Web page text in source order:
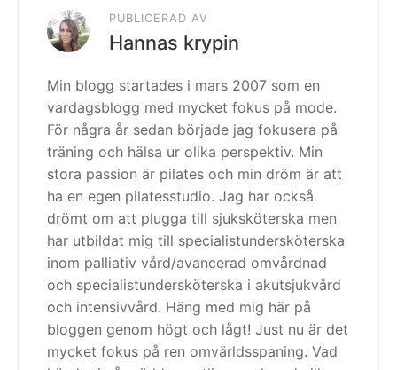
PUBLICERAD AV
Hannas krypin
Min blogg startades i mars 2007 som en
vardagsblogg med mycket fokus på mode.
För några år sedan började jag fokusera på
träning och hälsa ur olika perspektiv. Min
stora passion är pilates och min dröm är att
ha en egen pilatesstudio. Jag har också
drömt om att plugga till sjuksköterska men
har utbildat mig till specialistundersköterska
inom palliativ vård/avancerad omvårdnad
och specialistundersköterska i akutsjukvård
och intensivvård. Häng med mig här på
bloggen genom högt och lågt! Just nu är det
mycket fokus på ren omvärldsspaning. Vad